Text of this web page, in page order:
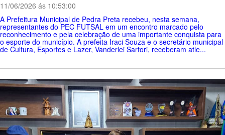
11/06/2026 ás 10:53:00
A Prefeitura Municipal de Pedra Preta recebeu, nesta semana,
representantes do PEC FUTSAL em um encontro marcado pelo
reconhecimento e pela celebração de uma importante conquista para
o esporte do município. A prefeita Iraci Souza e o secretário municipal
de Cultura, Esportes e Lazer, Vanderlei Sartori, receberam atle...